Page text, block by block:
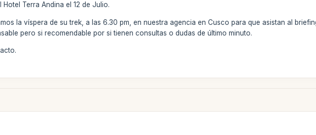
Terra Andina el 12 de Julio.
la víspera de su trek, a las 6.30 pm, en nuestra agencia en Cusco para que asistan al
pero si recomendable por si tienen consultas o dudas de último minuto.